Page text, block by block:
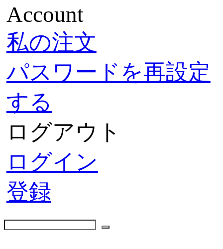
Account
私の注文
パスワードを再設定
する
ログアウト
ログイン
登録